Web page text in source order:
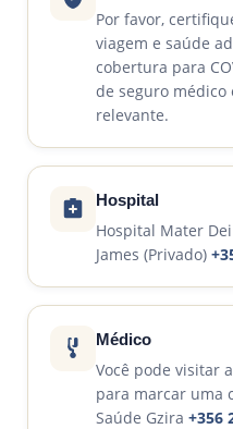
Por favor,
viagem e saúde
cobertura para
de seguro
relevante.
Hospital
Hospital Mater Dei
James (Privado)
Médico
Você pode visitar
para marcar uma
Saúde Gzira +356